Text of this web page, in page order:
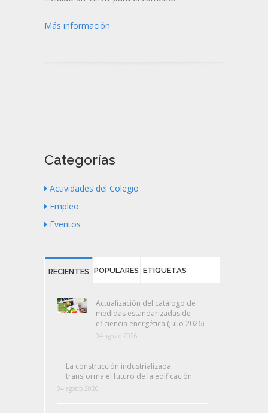
Más información
Categorías
Actividades del Colegio
Empleo
Eventos
RECIENTES POPULARES ETIQUETAS
Actualización del catálogo de
medidas estandarizadas de
eficiencia energética (julio 2026)
04 agosto 2026
La construcción industrializada
transforma el futuro de la edificación
04 agosto 2026